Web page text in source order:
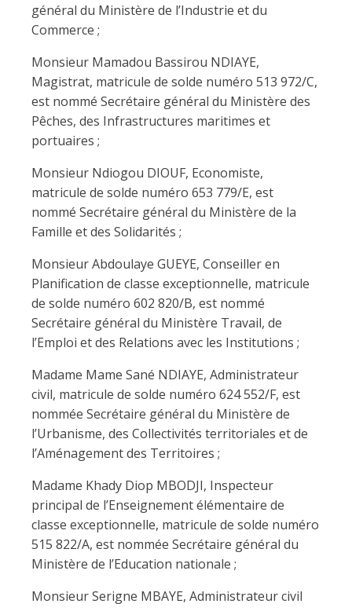
général du Ministère de l’Industrie et du
Commerce ;
Monsieur Mamadou Bassirou NDIAYE,
Magistrat, matricule de solde numéro 513 972/C,
est nommé Secrétaire général du Ministère des
Pêches, des Infrastructures maritimes et
portuaires ;
Monsieur Ndiogou DIOUF, Economiste,
matricule de solde numéro 653 779/E, est
nommé Secrétaire général du Ministère de la
Famille et des Solidarités ;
Monsieur Abdoulaye GUEYE, Conseiller en
Planification de classe exceptionnelle, matricule
de solde numéro 602 820/B, est nommé
Secrétaire général du Ministère Travail, de
l’Emploi et des Relations avec les Institutions ;
Madame Mame Sané NDIAYE, Administrateur
civil, matricule de solde numéro 624 552/F, est
nommée Secrétaire général du Ministère de
l’Urbanisme, des Collectivités territoriales et de
l’Aménagement des Territoires ;
Madame Khady Diop MBODJI, Inspecteur
principal de l’Enseignement élémentaire de
classe exceptionnelle, matricule de solde numéro
515 822/A, est nommée Secrétaire général du
Ministère de l’Education nationale ;
Monsieur Serigne MBAYE, Administrateur civil